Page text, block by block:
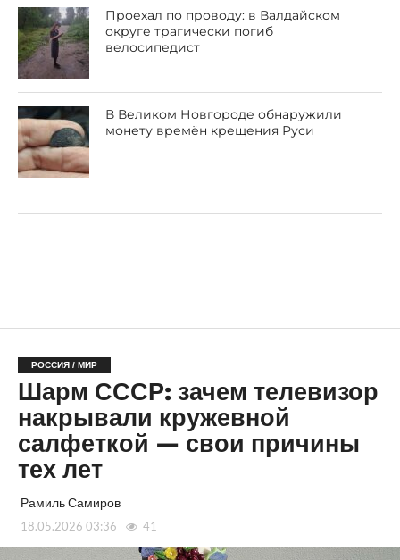
Проехал по проводу: в Валдайском
округе трагически погиб
велосипедист
В Великом Новгороде обнаружили
монету времён крещения Руси
РОССИЯ / МИР
Шарм СССР: зачем телевизор
накрывали кружевной
салфеткой — свои причины
тех лет
Рамиль Самиров
18.05.2026 03:36 41